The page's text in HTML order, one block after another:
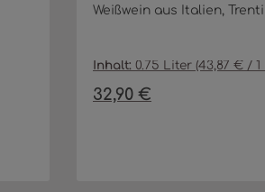
Weißwein aus Italien,
Inhalt:0.75 Liter (43,87 € /
Regulärer Preis:
32,90 €